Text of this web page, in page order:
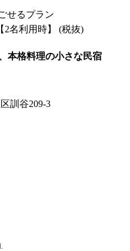
せるプラン
2名利用時】 (税抜)
本格料理の小さな民宿
訓谷209-3